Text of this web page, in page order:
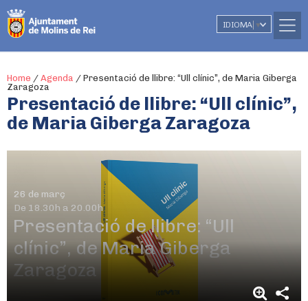
IDIOMA ▼
Home / Agenda / Presentació de llibre: “Ull clínic”, de Maria Giberga
Zaragoza
Presentació de llibre: “Ull clínic”,
de Maria Giberga Zaragoza
26 de març
De 18.30h a 20.00h
Presentació de llibre: “Ull
clínic”, de Maria Giberga
Zaragoza